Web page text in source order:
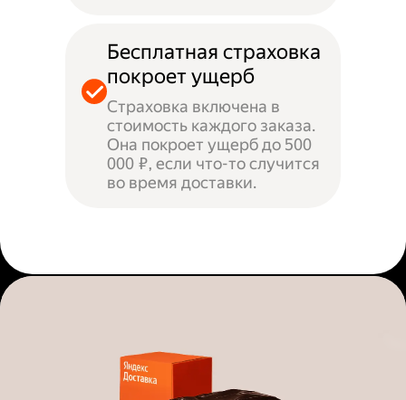
Бесплатная страховка
покроет ущерб
Страховка включена в
стоимость каждого заказа.
Она покроет ущерб до 500
000 ₽, если что-то случится
во время доставки.